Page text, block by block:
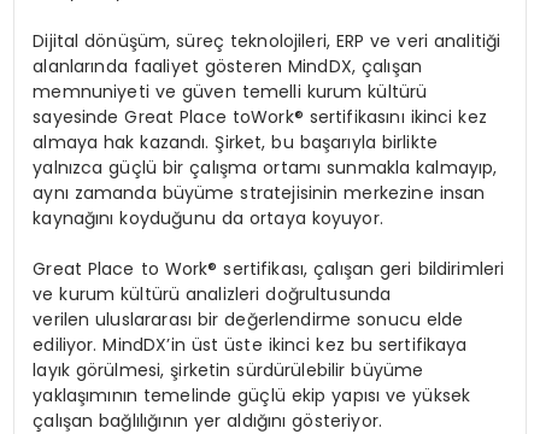
Dijital dönüşüm, süreç teknolojileri, ERP ve veri analitiği
alanlarında faaliyet gösteren MindDX, çalışan
memnuniyeti ve güven temelli kurum kültürü
sayesinde Great Place toWork® sertifikasını ikinci kez
almaya hak kazandı. Şirket, bu başarıyla birlikte
yalnızca güçlü bir çalışma ortamı sunmakla kalmayıp,
aynı zamanda büyüme stratejisinin merkezine insan
kaynağını koyduğunu da ortaya koyuyor.
Great Place to Work® sertifikası, çalışan geri bildirimleri
ve kurum kültürü analizleri doğrultusunda
verilen uluslararası bir değerlendirme sonucu elde
ediliyor. MindDX’in üst üste ikinci kez bu sertifikaya
layık görülmesi, şirketin sürdürülebilir büyüme
yaklaşımının temelinde güçlü ekip yapısı ve yüksek
çalışan bağlılığının yer aldığını gösteriyor.